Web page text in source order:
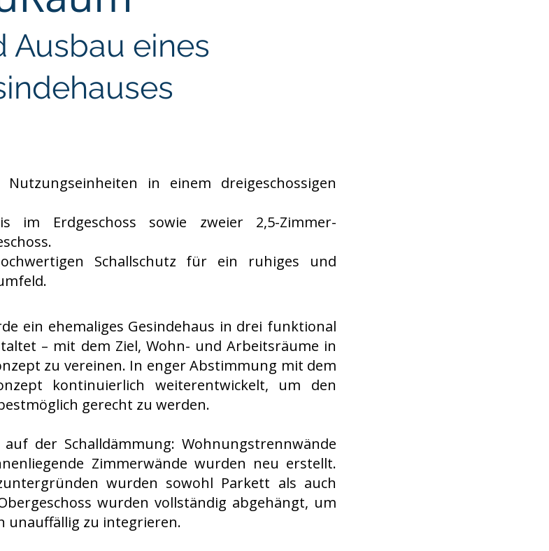
Ausbau eines
in einem dreigeschossigen
im Erdgeschoss sowie zweier 2,5-Zimmer-
Schallschutz für ein ruhiges und
ein ehemaliges Gesindehaus in drei funktional
– mit dem Ziel, Wohn- und Arbeitsräume in
zu vereinen. In enger Abstimmung mit dem
kontinuierlich weiterentwickelt, um den
gerecht zu werden.
der Schalldämmung: Wohnungstrennwände
Zimmerwände wurden neu erstellt.
wurden sowohl Parkett als auch
wurden vollständig abgehängt, um
unauffällig zu integrieren.